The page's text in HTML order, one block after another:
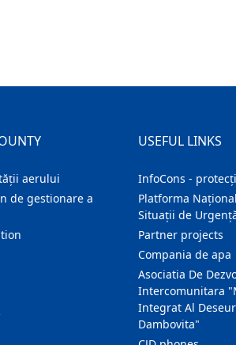
aerului
de gestionare a
USEFUL LINKS
InfoCons -
Platforma
Situații de
Partner projects
Compania de apa
Asociatia De
Intercomunitara
Integrat Al
Dambovita"